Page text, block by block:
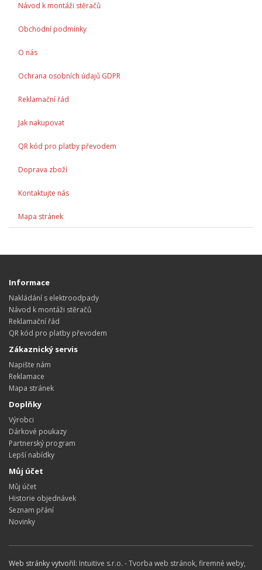
Návod k montáži stěračů
Obchodní podmínky
O nás
Ochrana osobních údajů GDPR
Reklamační řád
Jak nakupovat
QR kód pro platby převodem
Doprava zboží
Kontaktujte nás
Mapa stránek
Informace
Nakládání s elektroodpady
Návod k montáži stěračů
Reklamační řád
QR kód pro platby převodem
Zákaznický servis
Napište nám
Reklamace
Mapa stránek
Doplňky
Výrobci
Dárkové poukazy
Partnerský program
Lepší nabídky
Můj účet
Můj účet
Historie objednávek
Seznam přání
Novinky
Web stránky vytvořil: Intuitive s.r.o. - Tvorba web stránok, firemné weby,